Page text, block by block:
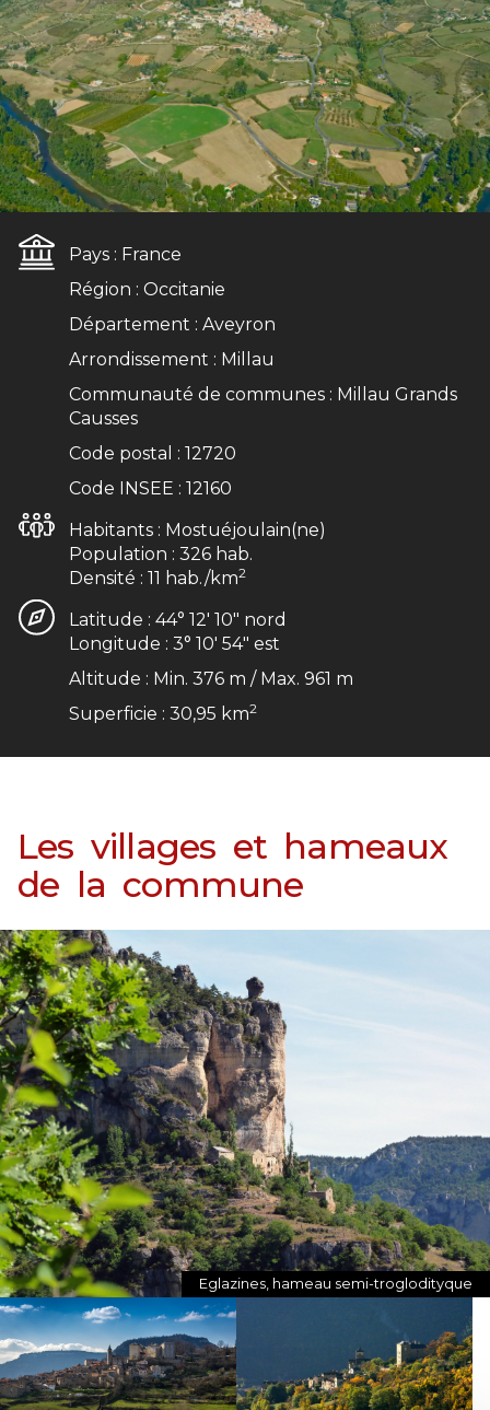
Pays : France
Région : Occitanie
Département : Aveyron
Arrondissement : Millau
Communauté de communes : Millau Grands
Causses
Code postal : 12720
Code INSEE : 12160
Habitants : Mostuéjoulain(ne)
Population : 326 hab.
Densité : 11 hab./km2
Latitude : 44° 12′ 10″ nord
Longitude : 3° 10′ 54″ est
Altitude : Min. 376 m / Max. 961 m
Superficie : 30,95 km2
Les villages et hameaux
de la commune
Eglazines, hameau semi-troglodityque